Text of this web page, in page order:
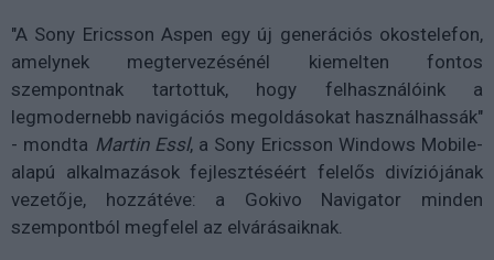
"A Sony Ericsson Aspen egy új generációs okostelefon,
amelynek megtervezésénél kiemelten fontos
szempontnak tartottuk, hogy felhasználóink a
legmodernebb navigációs megoldásokat használhassák"
- mondta Martin Essl, a Sony Ericsson Windows Mobile-
alapú alkalmazások fejlesztéséért felelős divíziójának
vezetője, hozzátéve: a Gokivo Navigator minden
szempontból megfelel az elvárásaiknak.